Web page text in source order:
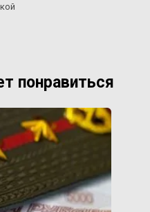
понравиться